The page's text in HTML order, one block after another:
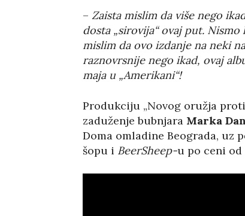
– Zaista mislim da više nego
dosta „sirovija“ ovaj put.
mislim da ovo izdanje na neki
raznovrsnije nego ikad, ovaj
maja u „Amerikani“!
Produkciju „Novog oružja
zaduženje bubnjara Marka
Doma omladine Beograda, uz
šopu i BeerSheep-u po ceni od